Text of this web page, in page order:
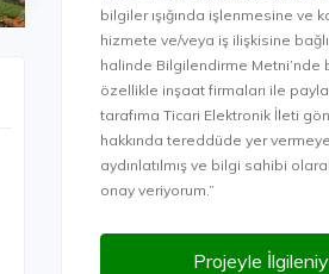
bilgiler ışığında işlenmesine ve
hizmete ve/veya iş ilişkisine
halinde Bilgilendirme Metni’nde
özellikle inşaat firmaları ile
tarafıma Ticari Elektronik İleti
hakkında tereddüde yer
aydınlatılmış ve bilgi sahibi
onay veriyorum.”
Projeyle